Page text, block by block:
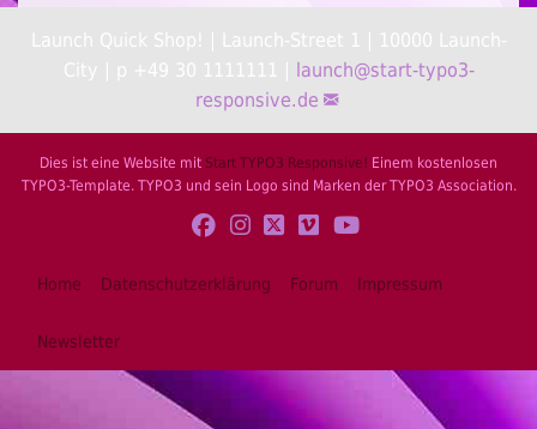
Home Datenschutzerklärung Forum Impressum
Newsletter
Launch Quick Shop! | Launch-Street 1 | 10000 Launch-
City | p +49 30 1111111 | launch@start-typo3-
responsive.de
Dies ist eine Website mit Start TYPO3 Responsive! Einem kostenlosen
TYPO3-Template. TYPO3 und sein Logo sind Marken der TYPO3 Association.